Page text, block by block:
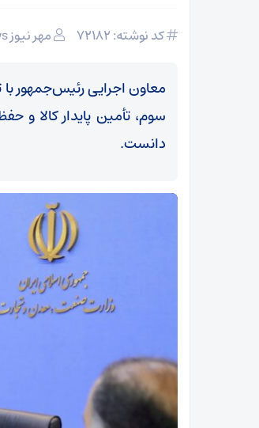
کد نوشته: 72182 مهر نیوز mehrnews
معاون اجرایی رئیس‌جمهور
سوم، تأمین پایدار کالا و
دانست.
آیت‌الله نوری همدانی: خطوط